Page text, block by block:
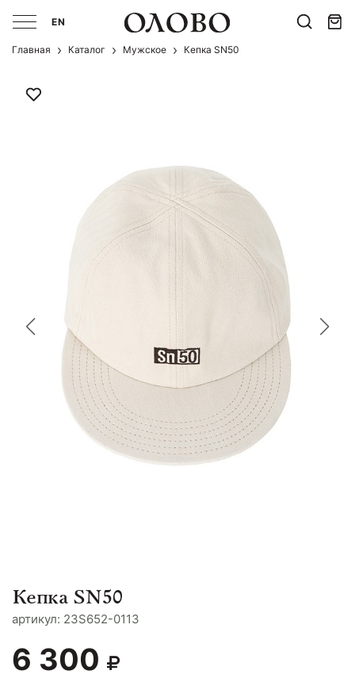
EN
Главная Каталог Мужcкое Кепка SN50
Кепка SN50
aртикул: 23S652-0113
6 300